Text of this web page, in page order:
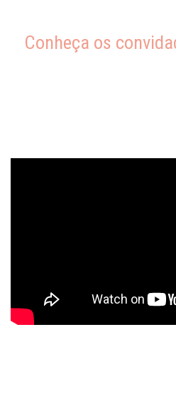
Conheça os